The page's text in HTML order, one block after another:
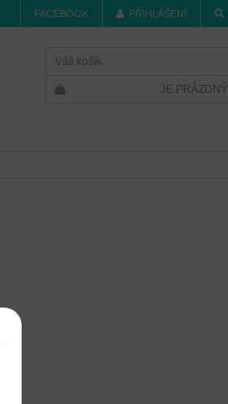
FACEBOOK PŘIHLÁŠENÍ
Váš košík
JE PRÁZDNÝ